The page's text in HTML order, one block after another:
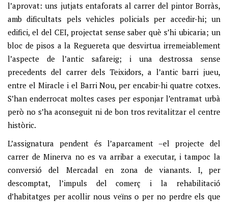
l’aprovat: uns jutjats entaforats al carrer del pintor Borràs,
amb dificultats pels vehicles policials per accedir-hi; un
edifici, el del CEI, projectat sense saber què s’hi ubicaria; un
bloc de pisos a la Reguereta que desvirtua irremeiablement
l’aspecte de l’antic safareig; i una destrossa sense
precedents del carrer dels Teixidors, a l’antic barri jueu,
entre el Miracle i el Barri Nou, per encabir-hi quatre cotxes.
S’han enderrocat moltes cases per esponjar l’entramat urbà
però no s’ha aconseguit ni de bon tros revitalitzar el centre
històric.
L’assignatura pendent és l’aparcament –el projecte del
carrer de Minerva no es va arribar a executar, i tampoc la
conversió del Mercadal en zona de vianants. I, per
descomptat, l’impuls del comerç i la rehabilitació
d’habitatges per acollir nous veïns o per no perdre els que